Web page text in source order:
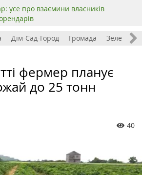
усе про взаємини власників
Дім-Сад-Город Громада Зелений
фермер планує
до 25 тонн
40